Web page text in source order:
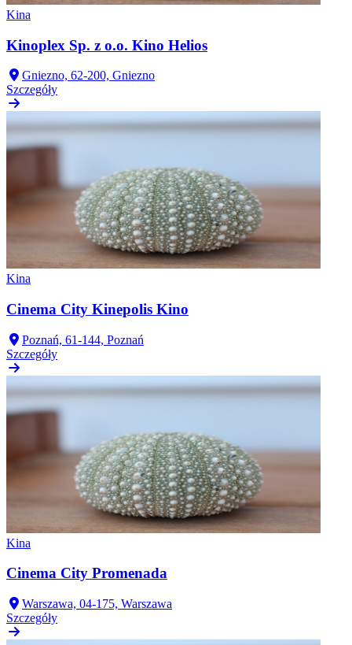
Kina
Kinoplex Sp. z o.o. Kino Helios
Gniezno, 62-200, Gniezno
Szczegóły
Kina
Cinema City Kinepolis Kino
Poznań, 61-144, Poznań
Szczegóły
Kina
Cinema City Promenada
Warszawa, 04-175, Warszawa
Szczegóły